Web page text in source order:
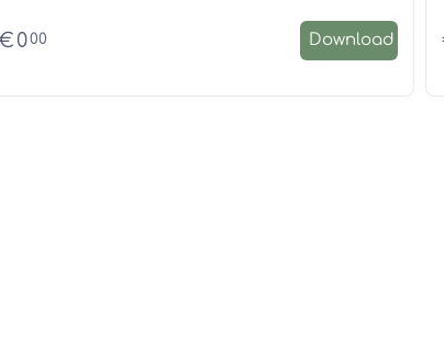
0 00 Download